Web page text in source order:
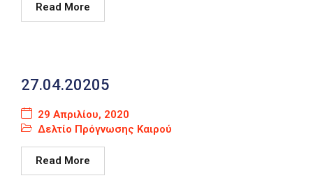
Read More
27.04.20205
29 Απριλίου, 2020
Δελτίο Πρόγνωσης Καιρού
Read More